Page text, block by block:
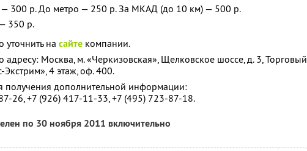
300 р. До метро — 250 р. За МКАД (до 10 км) — 500 р.
350 р.
на сайте компании.
адресу: Москва, м. «Черкизовская», Щелковское шоссе, д. 3, Торговый
Экстрим», 4 этаж, оф. 400.
получения дополнительной информации:
26, +7 (926) 417-11-33, +7 (495) 723-87-18.
по 30 ноября 2011 включительно